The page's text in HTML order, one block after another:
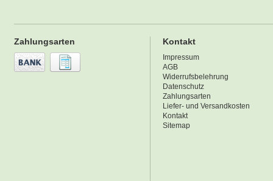
Zahlungsarten Kontakt
Impressum
AGB
Widerrufsbelehrung
Datenschutz
Zahlungsarten
Liefer- und Versandkosten
Kontakt
Sitemap